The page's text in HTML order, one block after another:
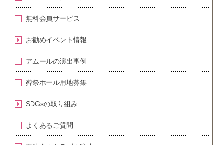
無料会員サービス
お勧めイベント情報
アムールの演出事例
葬祭ホール用地募集
SDGsの取り組み
よくあるご質問